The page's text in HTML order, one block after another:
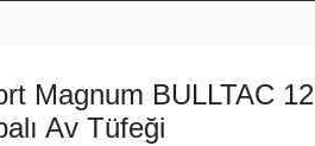
Magnum BULLTAC 12
Av Tüfeği